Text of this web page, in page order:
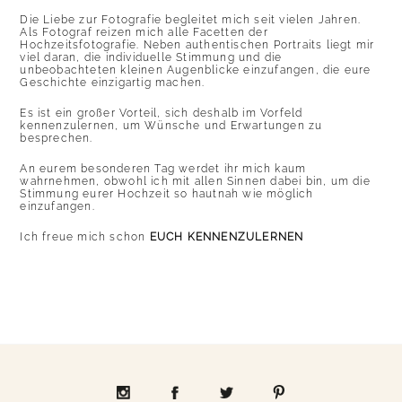
Die Liebe zur Fotografie begleitet mich seit vielen Jahren.
Als Fotograf reizen mich alle Facetten der
Hochzeitsfotografie. Neben authentischen Portraits liegt mir
viel daran, die individuelle Stimmung und die
unbeobachteten kleinen Augenblicke einzufangen, die eure
Geschichte einzigartig machen.
Es ist ein großer Vorteil, sich deshalb im Vorfeld
kennenzulernen, um Wünsche und Erwartungen zu
besprechen.
An eurem besonderen Tag werdet ihr mich kaum
wahrnehmen, obwohl ich mit allen Sinnen dabei bin, um die
Stimmung eurer Hochzeit so hautnah wie möglich
einzufangen.
Ich freue mich schon EUCH KENNENZULERNEN